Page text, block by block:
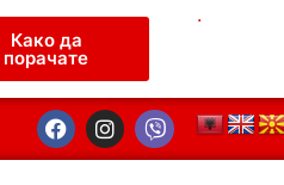
Како да
порачате
.